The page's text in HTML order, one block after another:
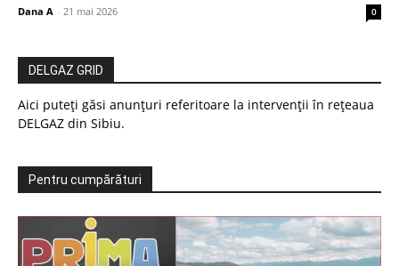
Dana A - 21 mai 2026 0
DELGAZ GRID
Aici puteți găsi anunțuri referitoare la intervenții în rețeaua
DELGAZ din Sibiu.
Pentru cumpărături